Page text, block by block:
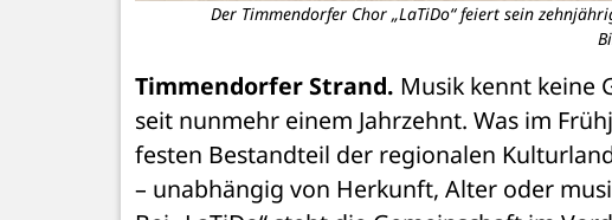
Der Timmendorfer Chor „LaTiDo“ feiert sein
Timmendorfer Strand. Musik kennt keine
seit nunmehr einem Jahrzehnt. Was im
festen Bestandteil der regionalen
– unabhängig von Herkunft, Alter oder